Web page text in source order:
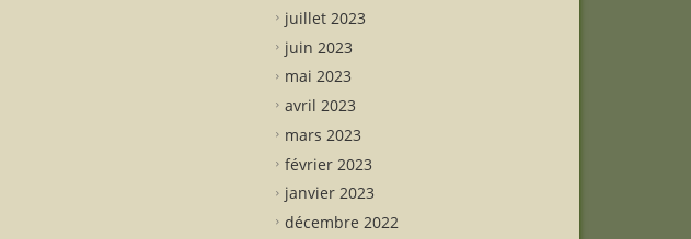
juillet 2023
juin 2023
mai 2023
avril 2023
mars 2023
février 2023
janvier 2023
décembre 2022